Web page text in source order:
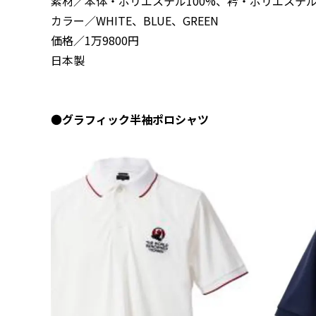
カラー／WHITE、BLUE、GREEN
価格／1万9800円
日本製
●グラフィック半袖ポロシャツ